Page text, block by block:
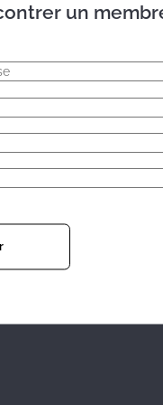
d’être
un